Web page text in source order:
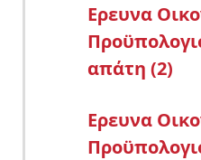
Ερευνα
απάτη (2)
Ερευνα